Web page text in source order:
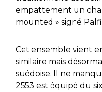
empattement un
mounted » signé
Cet ensemble vient
similaire mais
suédoise. Il ne
2553 est équipé du